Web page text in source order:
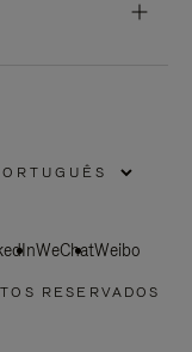
WeChatWeibo
RESERVADOS